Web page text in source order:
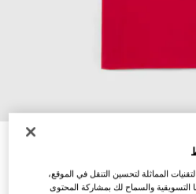
مع طبعة
المماثلة لتحسين التنقل في الموقع،
التسويقية والسماح لك بمشاركة المحتوى